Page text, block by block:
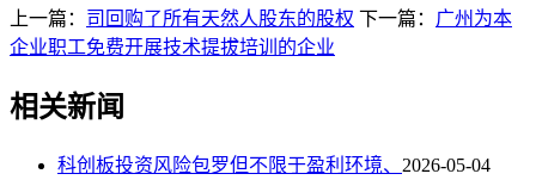
上一篇： 司回购了所有天然人股东的股权 下一篇： 广州为本
企业职工免费开展技术提拔培训的企业
相关新闻
科创板投资风险包罗但不限于盈利环境、 2026-05-04